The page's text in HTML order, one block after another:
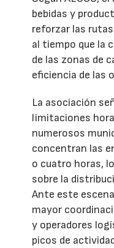
bebidas y
reforzar las
al tiempo que la
de las zonas de
eficiencia de las
La asociación
limitaciones
numerosos
concentran las
o cuatro horas,
sobre la
Ante este
mayor
y operadores
picos de